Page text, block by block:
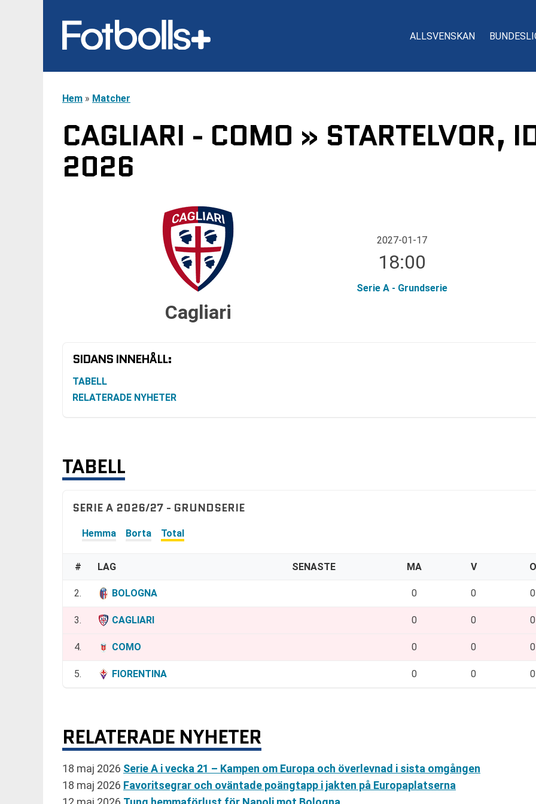
ALLSVENSKAN
Hem » Matcher
CAGLIARI - COMO » STARTELVOR,
2026
Cagliari
2027-01-17
18:00
Serie A - Grundserie
SIDANS INNEHÅLL:
TABELL
RELATERADE NYHETER
TABELL
SERIE A 2026/27 - GRUNDSERIE
Hemma Borta Total
# LAG SENASTE MA V O
2. BOLOGNA 0 0 0
3. CAGLIARI 0 0 0
4. COMO 0 0 0
5. FIORENTINA 0 0 0
RELATERADE NYHETER
18 maj 2026 Serie A i vecka 21 – Kampen om Europa och överlevnad i sista omgången
18 maj 2026 Favoritsegrar och oväntade poängtapp i jakten på Europaplatserna